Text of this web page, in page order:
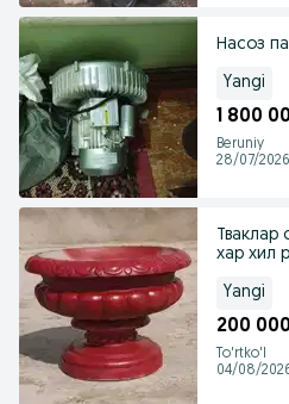
Насоз
Yangi
1 800
Beruniy
28/07/2026
Тваклар
хар хил
Yangi
200
To'rtko'l
04/08/